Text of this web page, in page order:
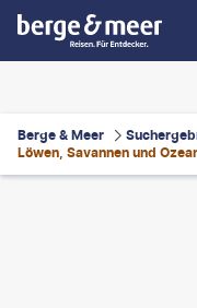
Berge & Meer
Löwen, Savannen und